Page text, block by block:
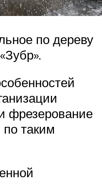
по дереву
фрезерование
таким